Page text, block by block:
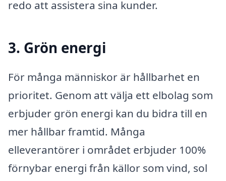
redo att assistera sina kunder.
3. Grön energi
För många människor är hållbarhet en
prioritet. Genom att välja ett elbolag som
erbjuder grön energi kan du bidra till en
mer hållbar framtid. Många
elleverantörer i området erbjuder 100%
förnybar energi från källor som vind, sol